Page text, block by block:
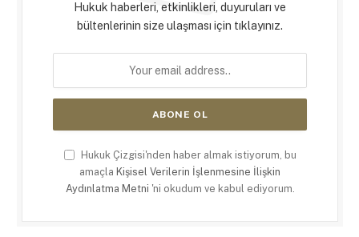
Hukuk haberleri, etkinlikleri, duyuruları ve
bültenlerinin size ulaşması için tıklayınız.
Hukuk Çizgisi'nden haber almak istiyorum, bu
amaçla Kişisel Verilerin İşlenmesine İlişkin
Aydınlatma Metni 'ni okudum ve kabul ediyorum.